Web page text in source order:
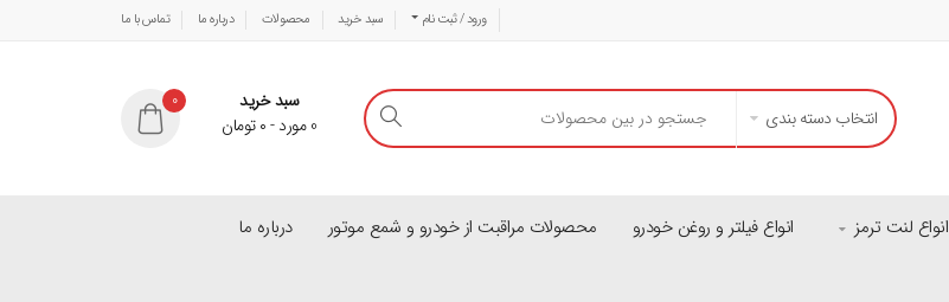
ورود / ثبت نام سبد خرید محصولات درباره ما تماس با ما
انتخاب دسته بندی
0
سبد خرید
0مورد-۰ تومان
انواع لنت ترمز انواع فیلتر و روغن خودرو محصولات مراقبت از خودرو و شمع موتور درباره ما